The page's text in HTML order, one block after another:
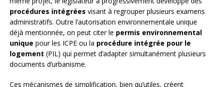
procédures intégrées visant à regrouper plusieurs examens
administratifs. Outre l’autorisation environnementale unique
déjà mentionnée, on peut citer le permis environnemental
unique pour les ICPE ou la procédure intégrée pour le
logement (PIL) qui permet d’adapter simultanément plusieurs
documents d’urbanisme.
Ces mécanismes de simplification, bien qu’utiles, créent